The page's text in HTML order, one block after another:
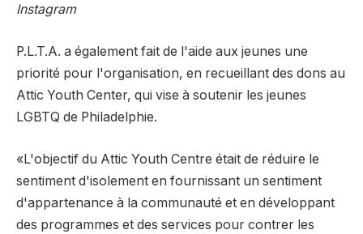
Instagram
P.L.T.A. a également fait de l'aide aux jeunes une
priorité pour l'organisation, en recueillant des dons au
Attic Youth Center, qui vise à soutenir les jeunes
LGBTQ de Philadelphie.
«L'objectif du Attic Youth Centre était de réduire le
sentiment d'isolement en fournissant un sentiment
d'appartenance à la communauté et en développant
des programmes et des services pour contrer les